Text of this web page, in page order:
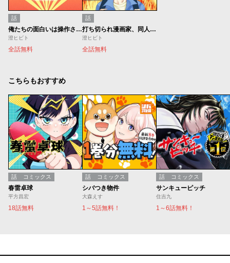
話
俺たちの面白いは操作されている
澄ヒビト
全話無料
話
打ち切られ漫画家、同人イベントへ行く。
澄ヒビト
全話無料
こちらもおすすめ
話 コミックス
春雷卓球
平方昌宏
18話無料
話 コミックス
シバつき物件
大森えす
1～5話無料！
話 コミックス
サンキューピッチ
住吉九
1～6話無料！